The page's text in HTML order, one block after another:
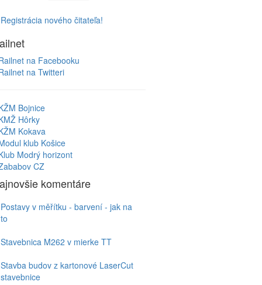
Registrácia nového čitateľa!
na Facebooku
na Twitteri
Bojnice
Hôrky
Kokava
klub Košice
Modrý horizont
CZ
komentáre
Postavy v měřítku - barvení - jak na
to
Stavebnica M262 v mierke TT
Stavba budov z kartonové LaserCut
stavebnice